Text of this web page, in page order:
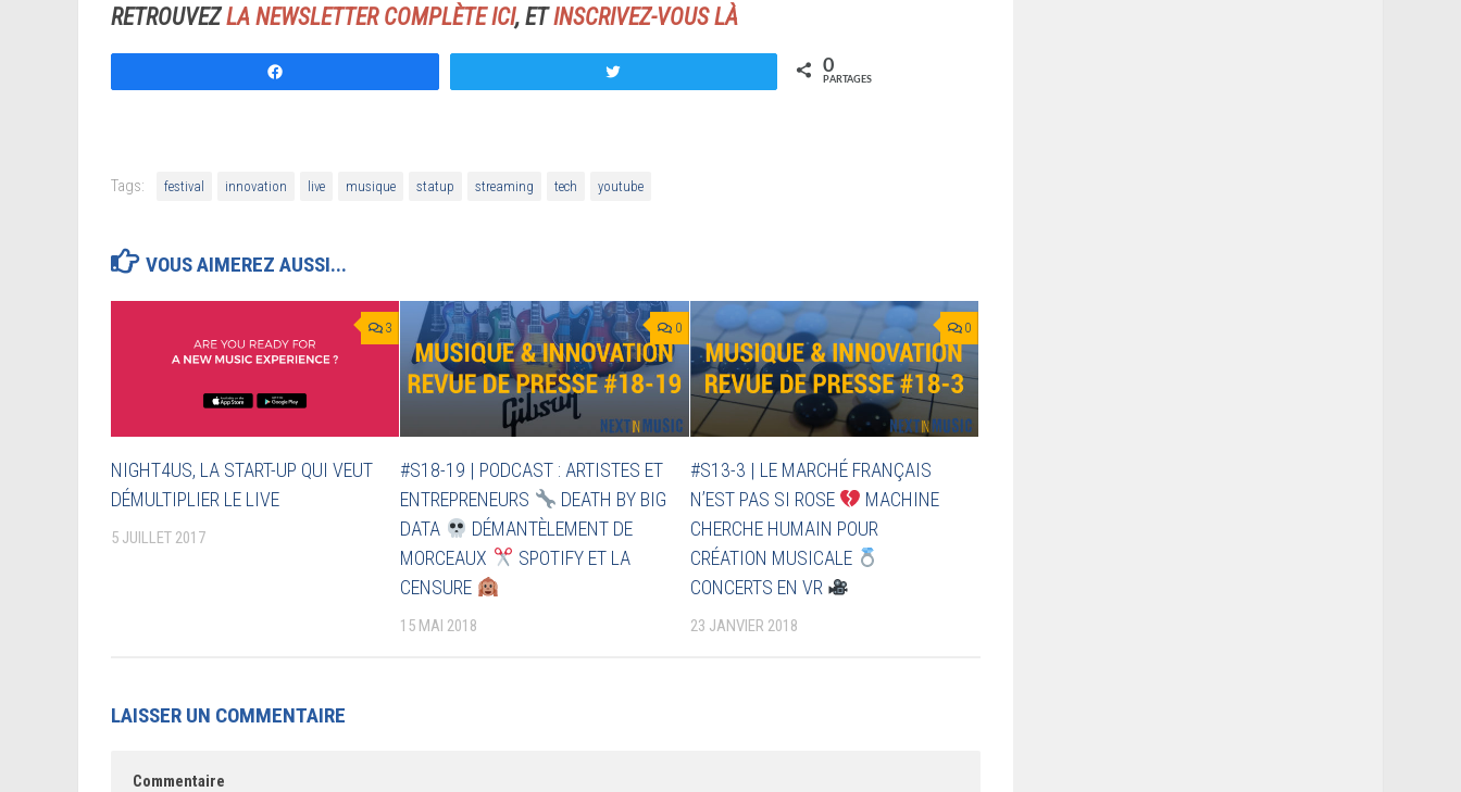
RETROUVEZLA NEWSLETTER COMPLÈTE ICI, ETINSCRIVEZ-VOUS LÀ
0
PARTAGES
Tags: festival innovation live musique statup streaming tech youtube
VOUS AIMEREZ AUSSI...
3
NIGHT4US, LA START-UP QUI VEUT
DÉMULTIPLIER LE LIVE
5 JUILLET 2017
0
#S18-19 | PODCAST : ARTISTES ET
ENTREPRENEURS
DEATH BY BIG
DATA
DÉMANTÈLEMENT DE
MORCEAUX
SPOTIFY ET LA
CENSURE
15 MAI 2018
0
#S13-3 | LE MARCHÉ FRANÇAIS
N’EST PAS SI ROSE
MACHINE
CHERCHE HUMAIN POUR
CRÉATION MUSICALE
CONCERTS EN VR
23 JANVIER 2018
LAISSER UN COMMENTAIRE
Commentaire